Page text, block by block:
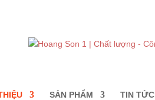
SẢN PHẨM TIN TỨC